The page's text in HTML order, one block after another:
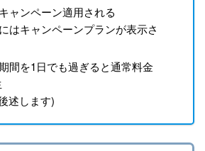
ャンペーン適用される
はキャンペーンプランが表示さ
間を1日でも過ぎると通常料金
述します)